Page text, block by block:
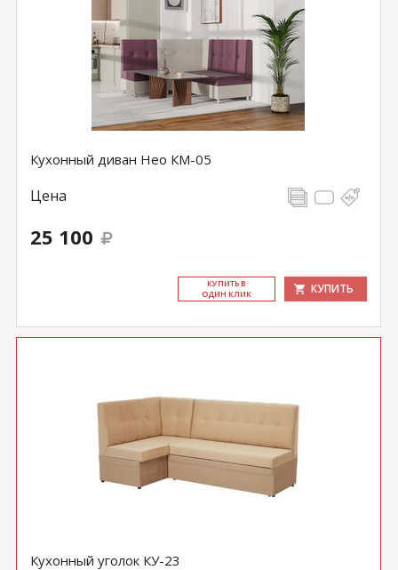
Кухонный диван Нео КМ-05
Цена
25 100
КУ­ПИТЬ В
ОДИН КЛИК
КУПИТЬ
Кухонный уголок КУ-23